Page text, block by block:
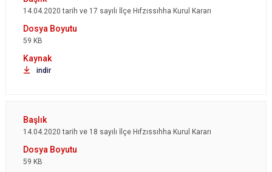
14.04.2020 tarih ve 17 sayılı İlçe Hıfzıssıhha Kurul Kararı
59 KB
indir
14.04.2020 tarih ve 18 sayılı İlçe Hıfzıssıhha Kurul Kararı
59 KB